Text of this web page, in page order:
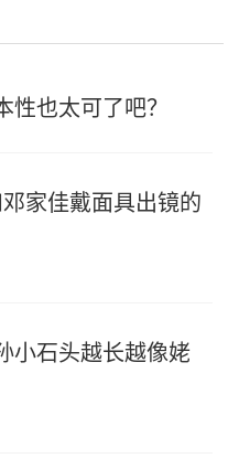
性也太可了吧？
家佳戴面具出镜的
小石头越长越像姥